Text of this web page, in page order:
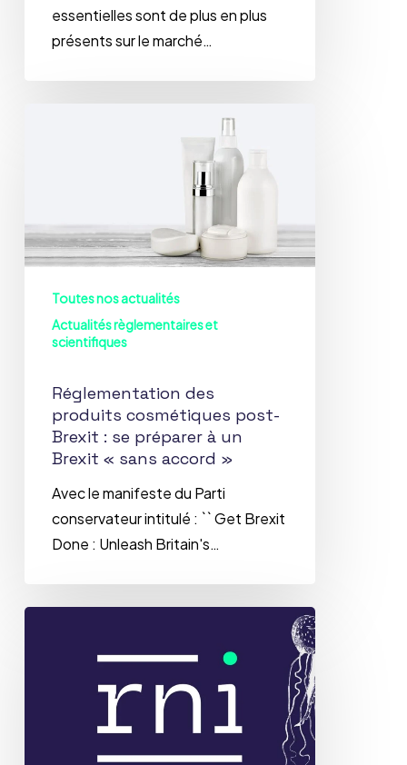
essentielles sont de plus en plus
présents sur le marché…
Brexit
:
préparer
Brexit
sans
accord
Toutes nos actualités
Actualités règlementaires et
scientifiques
Réglementation des
produits cosmétiques post-
Brexit : se préparer à un
Brexit « sans accord »
Avec le manifeste du Parti
conservateur intitulé : `` Get Brexit
Done : Unleash Britain's…